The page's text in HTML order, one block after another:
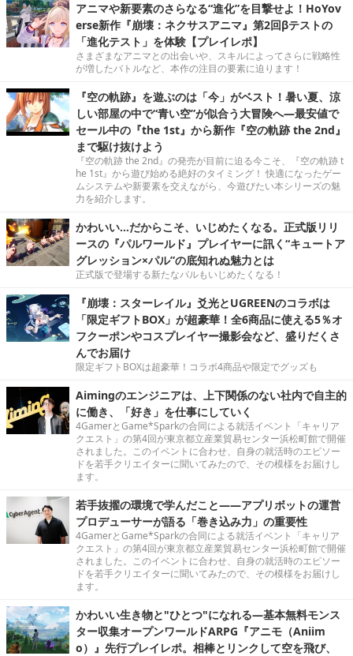
アニマや新要素のさらなる“進化”を目撃せよ！HoYov
erse新作『崩壊：ネクサスアニマ』第2回βテストの
「進化テスト」を体験【プレイレポ】
さまざまなアニマとの出会いや、スキルによってさらに戦略性
が増したバトルなど、本作の注目の要素に迫ります！
『空の軌跡』を遊ぶのは「今」がベスト！暑い夏、涼
しい部屋の中で“青い空”が似合う大冒険へ―最安値で
セール中の『the 1st』から新作『空の軌跡 the 2nd』
まで駆け抜けよう
『空の軌跡 the 2nd』の発売が目前に迫る今こそ、『空の軌跡 t
he 1st』から遊び始める絶好のタイミング！ 快適になったゲー
ムシステムや新要素を交えながら、今遊びたい本シリーズの魅
力を紹介します。
かわいい…だからこそ、いじめたくなる。正式版リリ
ースの『パルワールド』プレイヤーに訊く“キュートア
グレッション×パル”の底知れぬ魅力とは
正式版で登場する新たなパルもいじめたくなる！
『崩壊：スターレイル』爻光とUGREENのコラボは
「限定ギフトBOX」が超豪華！全6商品に使える5％オ
フクーポンやコスプレイヤー撮影会など、盛りだくさ
んでお届け
限定ギフトBOXは超豪華！コラボ4商品や限定でグッズも
Aimingのエンジニアは、上下関係のない社内で自主的
に働き、「好き」を仕事にしていく
4GamerとGame*Sparkの合同による就活イベント「キャリア
クエスト」の第4回が東京都立産業貿易センター浜松町館で開催
されました。このイベントに合わせ、自身の就活時のエピソー
ドを若手クリエイターに聞いてみたので、その模様をお届けし
ます。
若手抜擢の環境で学んだこと――アプリボットの運営
プロデューサーが語る「巻き込み力」の重要性
4GamerとGame*Sparkの合同による就活イベント「キャリア
クエスト」の第4回が東京都立産業貿易センター浜松町館で開催
されました。このイベントに合わせ、自身の就活時のエピソー
ドを若手クリエイターに聞いてみたので、その模様をお届けし
ます。
かわいい生き物と"ひとつ"になれる―基本無料モンス
ター収集オープンワールドARPG『アニモ（Aniim
o）』先行プレイレポ。相棒とリンクして空を飛び、